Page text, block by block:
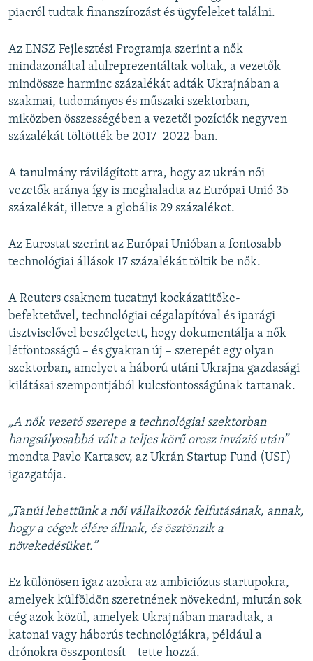
piacról tudtak finanszírozást és ügyfeleket találni.
Az ENSZ Fejlesztési Programja szerint a nők
mindazonáltal alulreprezentáltak voltak, a vezetők
mindössze harminc százalékát adták Ukrajnában a
szakmai, tudományos és műszaki szektorban,
miközben összességében a vezetői pozíciók negyven
százalékát töltötték be 2017–2022-ban.
A tanulmány rávilágított arra, hogy az ukrán női
vezetők aránya így is meghaladta az Európai Unió 35
százalékát, illetve a globális 29 százalékot.
Az Eurostat szerint az Európai Unióban a fontosabb
technológiai állások 17 százalékát töltik be nők.
A Reuters csaknem tucatnyi kockázatitőke-
befektetővel, technológiai cégalapítóval és iparági
tisztviselővel beszélgetett, hogy dokumentálja a nők
létfontosságú – és gyakran új – szerepét egy olyan
szektorban, amelyet a háború utáni Ukrajna gazdasági
kilátásai szempontjából kulcsfontosságúnak tartanak.
„A nők vezető szerepe a technológiai szektorban
hangsúlyosabbá vált a teljes körű orosz invázió után”–
mondta Pavlo Kartasov, az Ukrán Startup Fund (USF)
igazgatója.
„Tanúi lehettünk a női vállalkozók felfutásának, annak,
hogy a cégek élére állnak, és ösztönzik a
növekedésüket.”
Ez különösen igaz azokra az ambiciózus startupokra,
amelyek külföldön szeretnének növekedni, miután sok
cég azok közül, amelyek Ukrajnában maradtak, a
katonai vagy háborús technológiákra, például a
drónokra összpontosít – tette hozzá.